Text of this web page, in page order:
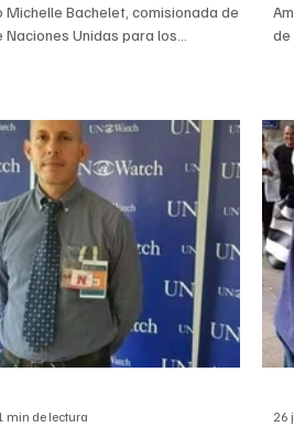
Michelle Bachelet, comisionada de
Naciones Unidas para los
de
min de lectura 26